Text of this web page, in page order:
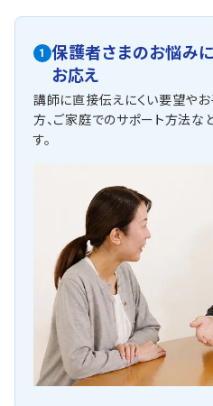
1 保護者さまのお悩みに
お応え
講師に直接伝えにくい要望や
方、ご家庭でのサポート方法
す。